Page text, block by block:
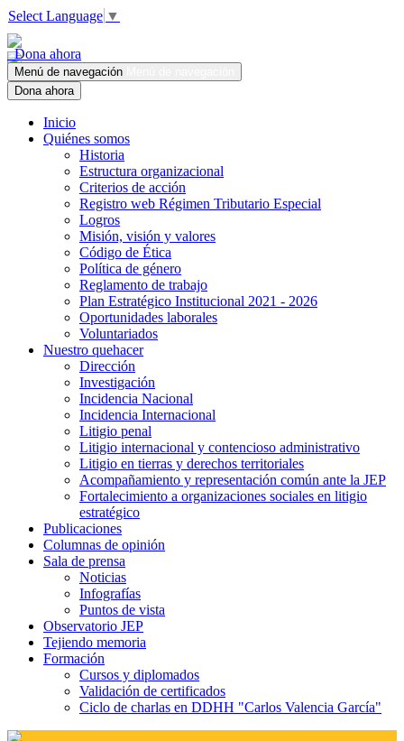
Select Language ▼
Dona ahora
Menú de navegación
Dona ahora
Inicio
Quiénes somos
Historia
Estructura organizacional
Criterios de acción
Registro web Régimen Tributario Especial
Logros
Misión, visión y valores
Código de Ética
Política de género
Reglamento de trabajo
Plan Estratégico Institucional 2021 - 2026
Oportunidades laborales
Voluntariados
Nuestro quehacer
Dirección
Investigación
Incidencia Nacional
Incidencia Internacional
Litigio penal
Litigio internacional y contencioso administrativo
Litigio en tierras y derechos territoriales
Acompañamiento y representación común ante la JEP
Fortalecimiento a organizaciones sociales en litigio
estratégico
Publicaciones
Columnas de opinión
Sala de prensa
Noticias
Infografías
Puntos de vista
Observatorio JEP
Tejiendo memoria
Formación
Cursos y diplomados
Validación de certificados
Ciclo de charlas en DDHH "Carlos Valencia García"